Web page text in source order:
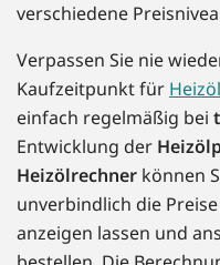
verschiedene
Verpassen Sie nie
Kaufzeitpunkt für Heizöl
einfach regelmäßig bei
Entwicklung der
Heizölrechner können
unverbindlich die
anzeigen lassen und